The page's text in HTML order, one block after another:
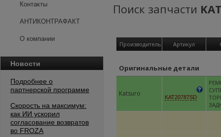
Контакты
АНТИКОНТРАФАКТ
О компании
Новости
Подробнее о
партнерской программе
Скорость на максимум:
как ИИ ускорил
согласование возвратов
во FROZA
Поиск запчасти
Производитель Артикул
Оригинальные детали
Katsuro KAT20787SD